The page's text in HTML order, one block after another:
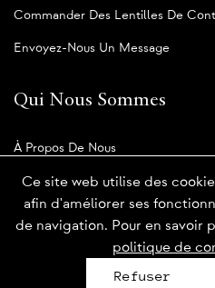
Ce site web utilise des
afin d'améliorer ses
de navigation. Pour en savoir
politique de
Refuser
Commander Des Lentilles De
Envoyez-Nous Un Message
Qui Nous Sommes
À Propos De Nous
Notre Blogue
Politique de confidentialité